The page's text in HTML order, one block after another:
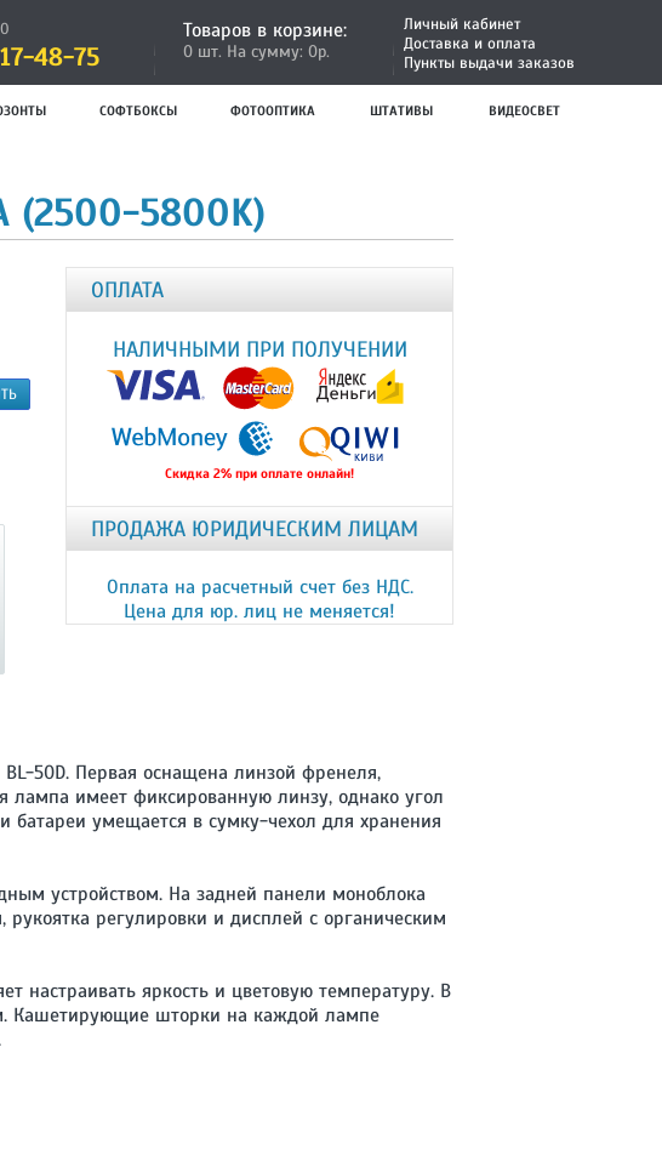
Личный кабинет
Доставка и оплата
Пункты выдачи заказов
Товаров в корзине:
0 шт. На сумму: 0р.
48-75
СОФТБОКСЫ ФОТООПТИКА ШТАТИВЫ ВИДЕОСВЕТ
(2500-5800K)
ОПЛАТА
НАЛИЧНЫМИ ПРИ ПОЛУЧЕНИИ
Скидка 2% при оплате онлайн!
ПРОДАЖА ЮРИДИЧЕСКИМ ЛИЦАМ
Оплата на расчетный счет без НДС.
Цена для юр. лиц не меняется!
50D. Первая оснащена линзой френеля,
лампа имеет фиксированную линзу, однако угол
умещается в сумку-чехол для хранения
устройством. На задней панели моноблока
регулировки и дисплей с органическим
настраивать яркость и цветовую температуру. В
Кашетирующие шторки на каждой лампе